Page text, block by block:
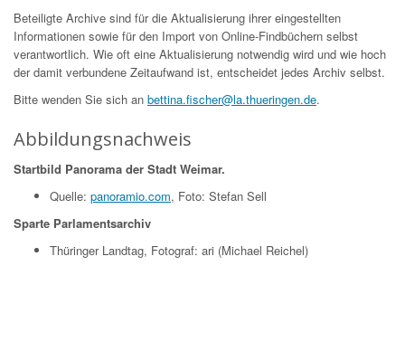
Beteiligte Archive sind für die Aktualisierung ihrer eingestellten
Informationen sowie für den Import von Online-Findbüchern selbst
verantwortlich. Wie oft eine Aktualisierung notwendig wird und wie hoch
der damit verbundene Zeitaufwand ist, entscheidet jedes Archiv selbst.
Bitte wenden Sie sich an bettina.fischer@la.thueringen.de.
Abbildungsnachweis
Startbild Panorama der Stadt Weimar.
Quelle: panoramio.com, Foto: Stefan Sell
Sparte Parlamentsarchiv
Thüringer Landtag, Fotograf: ari (Michael Reichel)